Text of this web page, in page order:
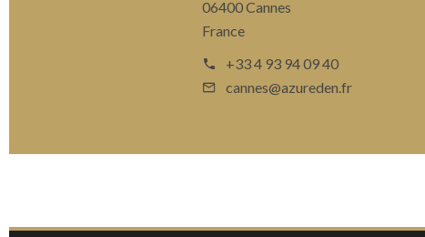
06400 Cannes
France
+33 4 93 94 09 40
cannes@azureden.fr